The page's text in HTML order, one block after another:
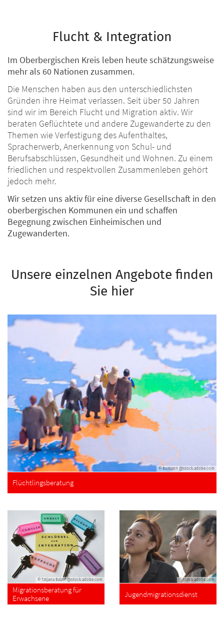
Flucht & Integration
Im Oberbergischen Kreis leben heute schätzungsweise
mehr als 60 Nationen zusammen.
Die Menschen haben aus den unterschiedlichsten
Gründen ihre Heimat verlassen. Seit über 50 Jahren
sind wir im Bereich Flucht und Migration aktiv. Wir
beraten Geflüchtete und andere Zugewanderte zu den
Themen wie Verfestigung des Aufenthaltes,
Spracherwerb, Anerkennung von Schul- und
Berufsabschlüssen, Gesundheit und Wohnen. Zu einem
friedlichen und respektvollen Zusammenleben gehört
jedoch mehr.
Wir setzen uns aktiv für eine diverse Gesellschaft in den
oberbergischen Kommunen ein und schaffen
Begegnung zwischen Einheimischen und
Zugewanderten.
Unsere einzelnen Angebote finden
Sie hier
© Bumann @stock.adobe.com
Flüchtlingsberatung
© Tatjana Balzer @stock.adobe.com
Migrationsberatung für
Erwachsene
© stock.adobe.com
Jugendmigrationsdienst